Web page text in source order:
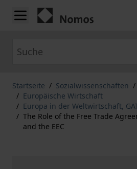
Zum Inhalt springen
Startseite / Sozialwissenschaften /
/ Europäische Wirtschaft
/ Europa in der Weltwirtschaft,
/ The Role of the Free Trade
and the EEC